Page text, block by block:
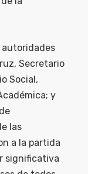
autoridades
Secretario
Social,
y
las
a la partida
significativa